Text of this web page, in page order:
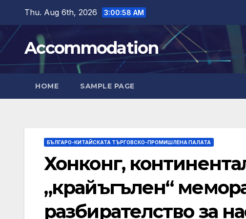
content
Thu. Aug 6th, 2026 3:01:00 AM
Accommodation
HOME SAMPLE PAGE
БЪЛГАРО-КИТАЙСКАТА ТЪРГОВСКО-ПРОМИШЛЕНА ПАЛАТА
Хонконг,
„крайъгълен“
разбирателство за